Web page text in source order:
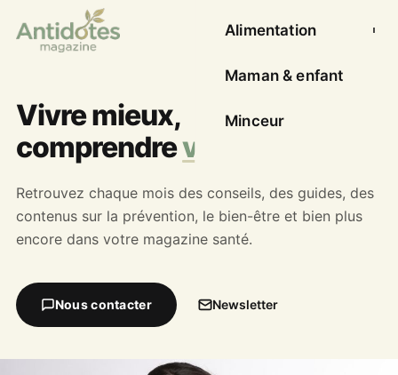
Ouvrir
Alimentation
Maman & enfant
Minceur
Vivre mieux,
comprendrevotre santé
Retrouvez chaque mois des conseils, des guides, des
contenus sur la prévention, le bien-être et bien plus
encore dans votre magazine santé.
Nous contacter Newsletter